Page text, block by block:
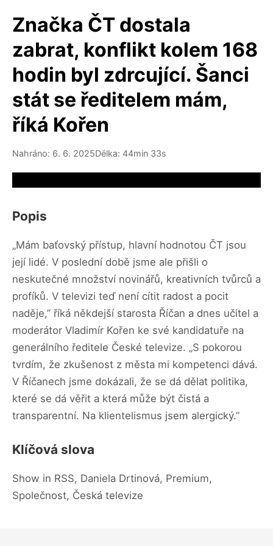
Značka ČT dostala
zabrat, konflikt kolem 168
hodin byl zdrcující. Šanci
stát se ředitelem mám,
říká Kořen
Nahráno: 6. 6. 2025Délka: 44min 33s
Popis
„Mám baťovský přístup, hlavní hodnotou ČT jsou
její lidé. V poslední době jsme ale přišli o
neskutečné množství novinářů, kreativních tvůrců a
profíků. V televizi teď není cítit radost a pocit
naděje,” říká někdejší starosta Říčan a dnes učitel a
moderátor Vladimír Kořen ke své kandidatuře na
generálního ředitele České televize. „S pokorou
tvrdím, že zkušenost z města mi kompetenci dává.
V Říčanech jsme dokázali, že se dá dělat politika,
které se dá věřit a která může být čistá a
transparentní. Na klientelismus jsem alergický.”
Klíčová slova
Show in RSS, Daniela Drtinová, Premium,
Společnost, Česká televize